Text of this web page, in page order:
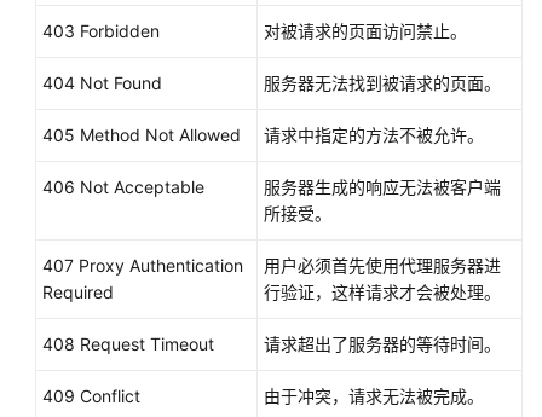
"create_time": "2015-07-23T02:46:29Z"
"health_periodic_audit_method":
"health_periodic_audit_time" :
,
"instance_terminate_policy":
"is_scaling": false
"enterprise_project_id":
"c92b1a5d-
"multi_az_priority_policy":
"PICK_FIRST"
],
403 Forbidden 对被请求的页面访问禁止。
404 Not Found 服务器无法找到被请求的页面。
405 Method Not Allowed 请求中指定的方法不被允许。
406 Not Acceptable
服务器生成的响应无法被客户端
所接受。
407 Proxy Authentication
Required
用户必须首先使用代理服务器进
行验证，这样请求才会被处理。
408 Request Timeout 请求超出了服务器的等待时间。
409 Conflict 由于冲突，请求无法被完成。